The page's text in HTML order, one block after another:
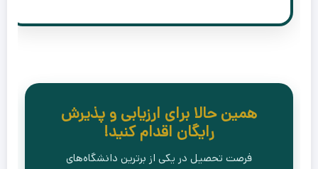
همین حالا برای ارزیابی و پذیرش
رایگان اقدام کنید!
فرصت تحصیل در یکی از برترین دانشگاه‌های